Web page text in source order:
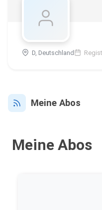
D, Deutschland
Meine Abos
Meine Abos